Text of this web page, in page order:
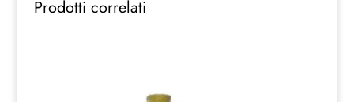
Prodotti correlati